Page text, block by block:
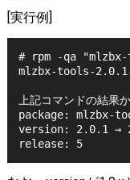
[実行例]
# rpm -qa
mlzbx-tools-
上記コマンドの結果
package: mlzbx-
version: 2.0.1 →
release: 5